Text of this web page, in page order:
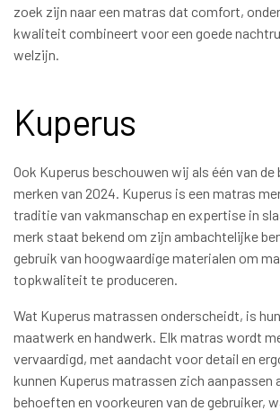
zoek zijn naar een matras dat comfort,
kwaliteit combineert voor een goede
welzijn.
Kuperus
Ook Kuperus beschouwen wij als één van
merken van 2024. Kuperus is een matras
traditie van vakmanschap en expertise in
merk staat bekend om zijn ambachtelijke
gebruik van hoogwaardige materialen om
topkwaliteit te produceren.
Wat Kuperus matrassen onderscheidt, is
maatwerk en handwerk. Elk matras wordt
vervaardigd, met aandacht voor detail en
kunnen Kuperus matrassen zich aanpassen
behoeften en voorkeuren van de gebruiker,